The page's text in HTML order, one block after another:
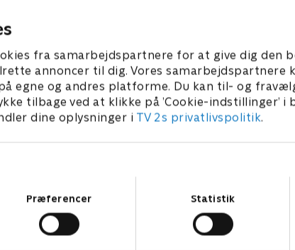
fra samarbejdspartnere for at give dig den
annoncer til dig. Vores samarbejdspartnere
egne og andres platforme. Du kan til- og
tilbage ved at klikke på ’Cookie-indstillinger’ i
dine oplysninger i TV 2s privatlivspolitik.
Præferencer Statistik